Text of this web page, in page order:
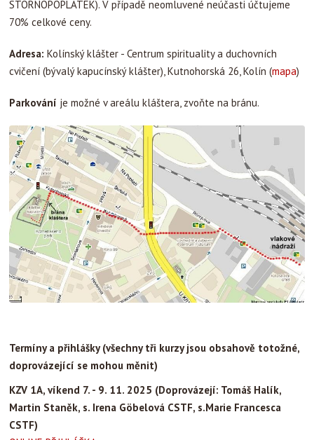
STORNOPOPLATEK). V případě neomluvené neúčasti účtujeme
70% celkové ceny.
Adresa: Kolínský klášter - Centrum spirituality a duchovních
cvičení (bývalý kapucínský klášter), Kutnohorská 26, Kolín (mapa)
Parkování je možné v areálu kláštera, zvoňte na bránu.
Termíny a přihlášky (všechny tři kurzy jsou obsahově totožné,
doprovázející se mohou měnit)
KZV 1A, víkend 7. - 9. 11. 2025 (Doprovázejí: Tomáš Halík,
Martin Staněk, s. Irena Göbelová CSTF, s.Marie Francesca
CSTF)